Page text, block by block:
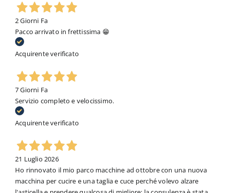
2 Giorni Fa
Pacco arrivato in frettissima 😁
Acquirente verificato
7 Giorni Fa
Servizio completo e velocissimo.
Acquirente verificato
21 Luglio 2026
Ho rinnovato il mio parco macchine ad ottobre con una nuova
macchina per cucire e una taglia e cuce perché volevo alzare